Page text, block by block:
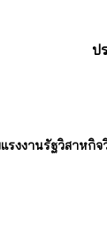
รงงานรัฐวิสาหกิ